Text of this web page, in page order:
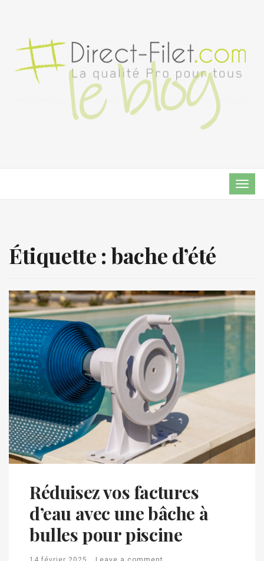
Étiquette :bache d’été
Réduisez vos factures
d’eau avec une bâche à
bulles pour piscine